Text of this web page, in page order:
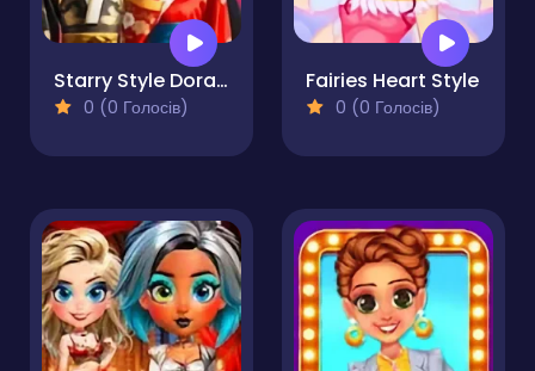
Starry Style Dorama of Dream
0 (0 Голосів)
Fairies Heart Style
0 (0 Голосів)